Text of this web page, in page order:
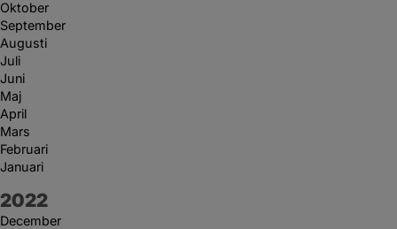
Oktober
September
Augusti
Juli
Juni
Maj
April
Mars
Februari
Januari
År:
2022
December